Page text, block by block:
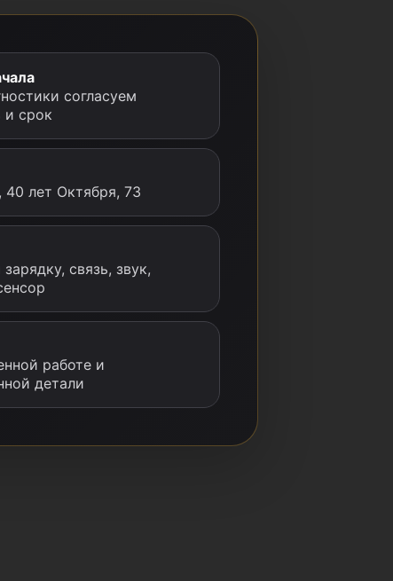
согласуем
и срок
40 лет Октября, 73
связь, звук,
работе и
детали